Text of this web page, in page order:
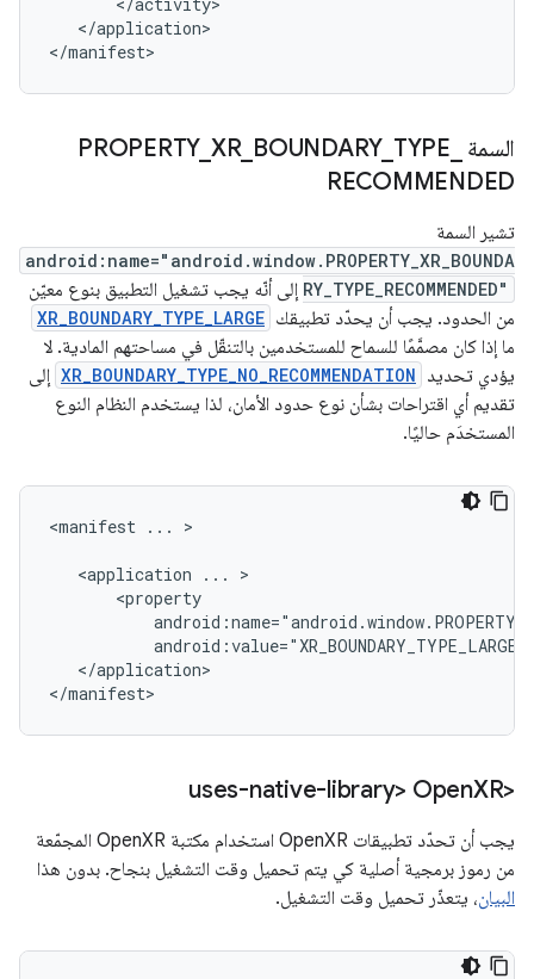
</application>
السمة PROPERTY _ XR_ BOUNDARY_ TYPE
RECOMMENDED
تشير السمة
android:name="android.window.PROPERTY_XR_BOUNDA
RY_TYPE_RECOMMENDED" إلى أنّه يجب تشغيل التطبيق بنوع معيّن
من الحدود. يجب أن يحدّد تطبيقك XR_BOUNDARY_TYPE_LARGE
ما إذا كان مصمَّمًا للسماح للمستخدمين بالتنقّل في مساحتهم المادية. لا
يؤدي تحديد XR_BOUNDARY_TYPE_NO_RECOMMENDATION إلى
تقديم أي اقتراحات بشأن نوع حدود الأمان، لذا يستخدم النظام النوع
المستخدَم حاليًا.
<manifest ... >
<application ...
android:value="XR_BOUNDARY_TYPE_LARGE"
</application>
<uses-native-library> Open
XR
يجب أن تحدّد تطبيقات OpenXR استخدام مكتبة OpenXR المجمّعة
من رموز برمجية أصلية كي يتم تحميل وقت التشغيل بنجاح. بدون هذا
البيان، يتعذّر تحميل وقت التشغيل.